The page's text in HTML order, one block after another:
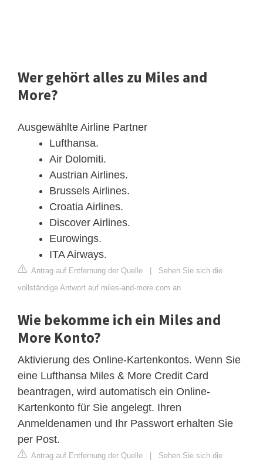
Wer gehört alles zu Miles and
More?
Ausgewählte Airline Partner
Lufthansa.
Air Dolomiti.
Austrian Airlines.
Brussels Airlines.
Croatia Airlines.
Discover Airlines.
Eurowings.
ITA Airways.
Antrag auf Entfernung der Quelle | Sehen Sie sich die
vollständige Antwort auf miles-and-more.com an
Wie bekomme ich ein Miles and
More Konto?
Aktivierung des Online-Kartenkontos. Wenn Sie
eine Lufthansa Miles & More Credit Card
beantragen, wird automatisch ein Online-
Kartenkonto für Sie angelegt. Ihren
Anmeldenamen und Ihr Passwort erhalten Sie
per Post.
Antrag auf Entfernung der Quelle | Sehen Sie sich die